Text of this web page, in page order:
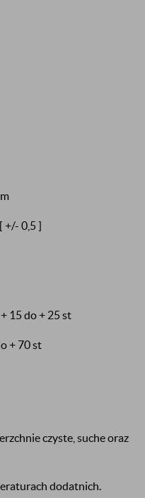
+/- 0,5 ]
15 do + 25 st
+ 70 st
czyste, suche oraz
dodatnich.